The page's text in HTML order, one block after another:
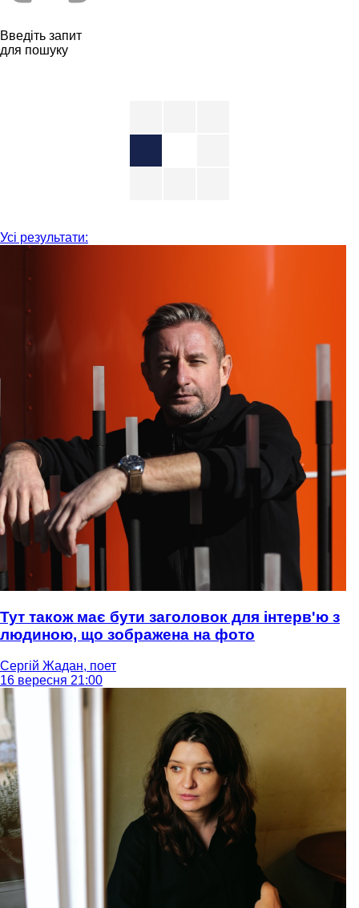
Введіть запит
для пошуку
Усі результати:
Тут також має бути заголовок для інтерв'ю з
людиною, що зображена на фото
Сергій Жадан, поет
16 вересня 21:00